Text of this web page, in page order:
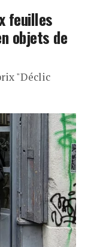
feuilles
objets de
"Déclic